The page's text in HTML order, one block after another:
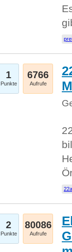
1
Punkte
6766
Aufrufe
2
Punkte
80086
Aufrufe